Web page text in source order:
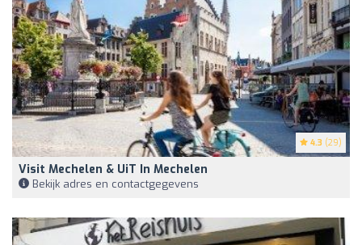
4.3 (29)
Visit Mechelen & UiT In Mechelen
Bekijk adres en contactgegevens